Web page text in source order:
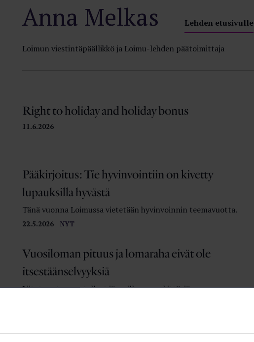
Anna Melkas Lehden etusivulle
Loimun viestintäpäällikkö ja Loimu-lehden päätoimittaja
11.6.2026
Right to holiday and holiday bonus
22.5.2026 NYT
Pääkirjoitus: Tie hyvinvointiin on kivetty
lupauksilla hyvästä
Tänä vuonna Loimussa vietetään hyvinvoinnin teemavuotta.
Vuosiloman pituus ja lomaraha eivät ole
itsestäänselvyyksiä
Liitot ovat neuvotelleet jäsenilleen merkittäviä,